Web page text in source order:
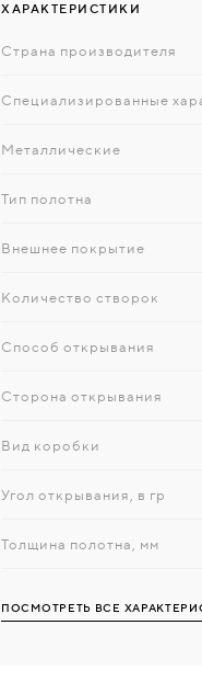
ХАРАКТЕРИСТИКИ
Страна производителя
Специализированные
Металлические
Тип полотна
Внешнее покрытие
Количество створок
Способ открывания
Сторона открывания
Вид коробки
Угол открывания, в гр
Толщина полотна, мм
ПОСМОТРЕТЬ ВСЕ